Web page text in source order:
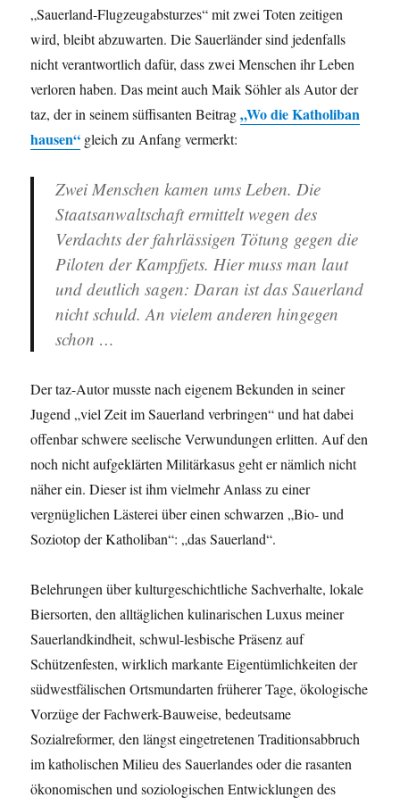
„Sauerland-Flugzeugabsturzes“ mit zwei Toten zeitigen
wird, bleibt abzuwarten. Die Sauerländer sind jedenfalls
nicht verantwortlich dafür, dass zwei Menschen ihr Leben
verloren haben. Das meint auch Maik Söhler als Autor der
taz, der in seinem süffisanten Beitrag„Wo die Katholiban
hausen“ gleich zu Anfang vermerkt:
Zwei Menschen kamen ums Leben. Die
Staatsanwaltschaft ermittelt wegen des
Verdachts der fahrlässigen Tötung gegen die
Piloten der Kampfjets. Hier muss man laut
und deutlich sagen: Daran ist das Sauerland
nicht schuld. An vielem anderen hingegen
schon …
Der taz-Autor musste nach eigenem Bekunden in seiner
Jugend „viel Zeit im Sauerland verbringen“ und hat dabei
offenbar schwere seelische Verwundungen erlitten. Auf den
noch nicht aufgeklärten Militärkasus geht er nämlich nicht
näher ein. Dieser ist ihm vielmehr Anlass zu einer
vergnüglichen Lästerei über einen schwarzen „Bio- und
Soziotop der Katholiban“: „das Sauerland“.
Belehrungen über kulturgeschichtliche Sachverhalte, lokale
Biersorten, den alltäglichen kulinarischen Luxus meiner
Sauerlandkindheit, schwul-lesbische Präsenz auf
Schützenfesten, wirklich markante Eigentümlichkeiten der
südwestfälischen Ortsmundarten früherer Tage, ökologische
Vorzüge der Fachwerk-Bauweise, bedeutsame
Sozialreformer, den längst eingetretenen Traditionsabbruch
im katholischen Milieu des Sauerlandes oder die rasanten
ökonomischen und soziologischen Entwicklungen des